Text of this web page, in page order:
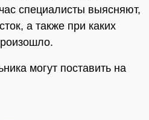
специалисты выясняют,
а также при каких
могут поставить на